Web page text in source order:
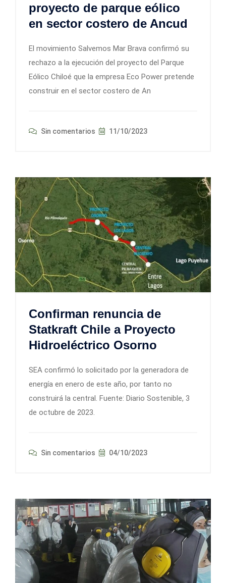
proyecto de parque eólico
en sector costero de Ancud
El movimiento Salvemos Mar Brava confirmó su
rechazo a la ejecución del proyecto del Parque
Eólico Chiloé que la empresa Eco Power pretende
construir en el sector costero de An
Sin comentarios 11/10/2023
Confirman renuncia de
Statkraft Chile a Proyecto
Hidroeléctrico Osorno
SEA confirmó lo solicitado por la generadora de
energía en enero de este año, por tanto no
construirá la central. Fuente: Diario Sostenible, 3
de octubre de 2023.
Sin comentarios 04/10/2023